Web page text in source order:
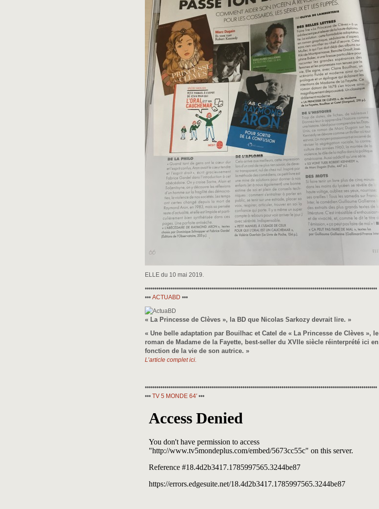
ELLE du 10 mai 2019.
•••••••••••••••••••••••••••••••••••••••••••••••••••••••••••••••••••••••••••••••••••••••••••••••••••••••••••••••••••••••
••• ACTUABD •••
« La Princesse de Clèves », la BD que Nicolas Sarkozy devrait lire. »
« Une belle adaptation par Bouilhac et Catel de « La Princesse de Clèves », le
roman de Madame de la Fayette, best-seller du XVIIe siècle réinterprété ici en
fonction de la vie de son autrice. »
L’article complet ici.
•••••••••••••••••••••••••••••••••••••••••••••••••••••••••••••••••••••••••••••••••••••••••••••••••••••••••••••••••••••••
••• TV 5 MONDE 64′ •••